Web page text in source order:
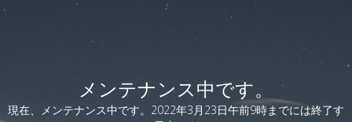
メンテナンス中です。
現在、メンテナンス中です。2022年3月23日午前9時までには終了す